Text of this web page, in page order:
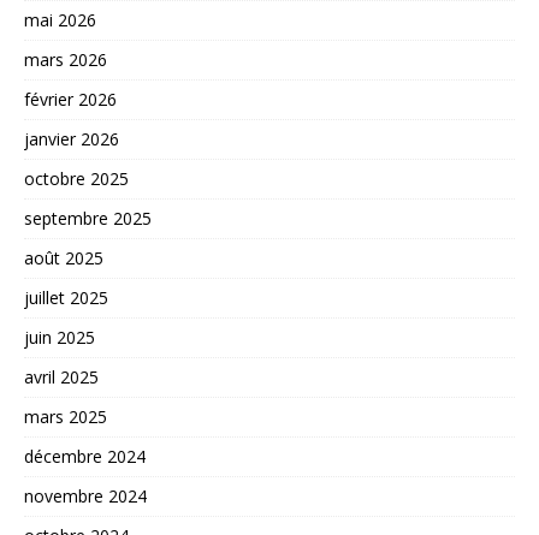
mai 2026
mars 2026
février 2026
janvier 2026
octobre 2025
septembre 2025
août 2025
juillet 2025
juin 2025
avril 2025
mars 2025
décembre 2024
novembre 2024